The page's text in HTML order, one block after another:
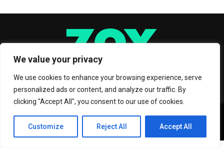
We value your privacy
We use cookies to enhance your browsing experience, serve
personalized ads or content, and analyze our traffic. By
clicking "Accept All", you consent to our use of cookies.
Customize Reject All Accept All
Copyright © 2017 Zox News Theme. Theme by MVP Themes, powered
by WordPress.